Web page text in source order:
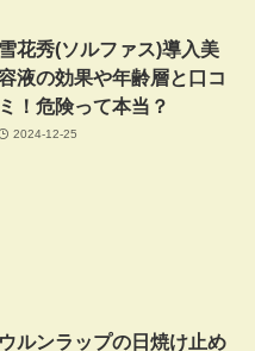
雪花秀(ソルファス)導入美
液の効果や年齢層と口コ
ミ！危険って本当？
2024-12-25
ウルンラップの日焼け止め